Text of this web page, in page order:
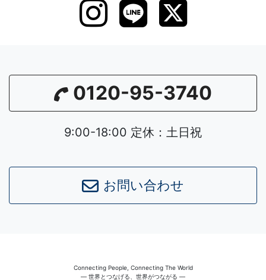
0120-95-3740
9:00-18:00 定休：土日祝
お問い合わせ
Connecting People, Connecting The World
― 世界とつなげる、世界がつながる ―